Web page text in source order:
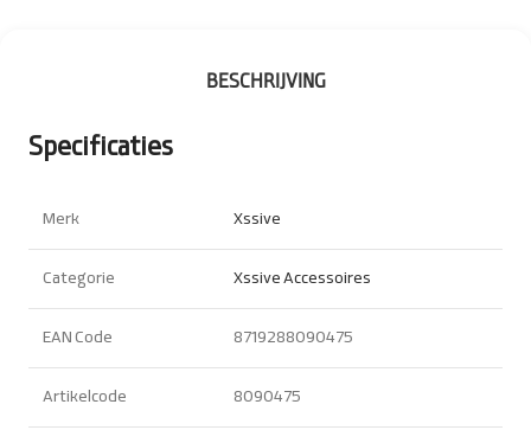
BESCHRIJVING
Specificaties
Merk Xssive
Categorie Xssive Accessoires
EAN Code 8719288090475
Artikelcode 8090475